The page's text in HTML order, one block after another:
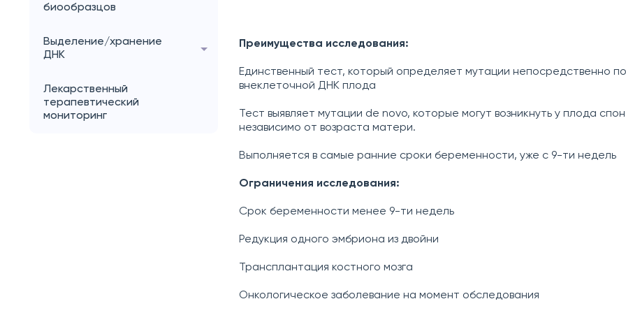
биообразцов
Выделение/хранение
ДНК
Лекарственный
терапевтический
мониторинг
Преимущества исследования:
Единственный тест, который определяет мутации непосредственно по
внеклеточной ДНК плода
Тест выявляет мутации de novo, которые могут возникнуть у плода
независимо от возраста матери.
Выполняется в самые ранние сроки беременности, уже с 9-ти недель
Ограничения исследования:
Срок беременности менее 9-ти недель
Редукция одного эмбриона из двойни
Трансплантация костного мозга
Онкологическое заболевание на момент обследования